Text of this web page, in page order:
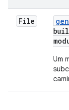
File
Um